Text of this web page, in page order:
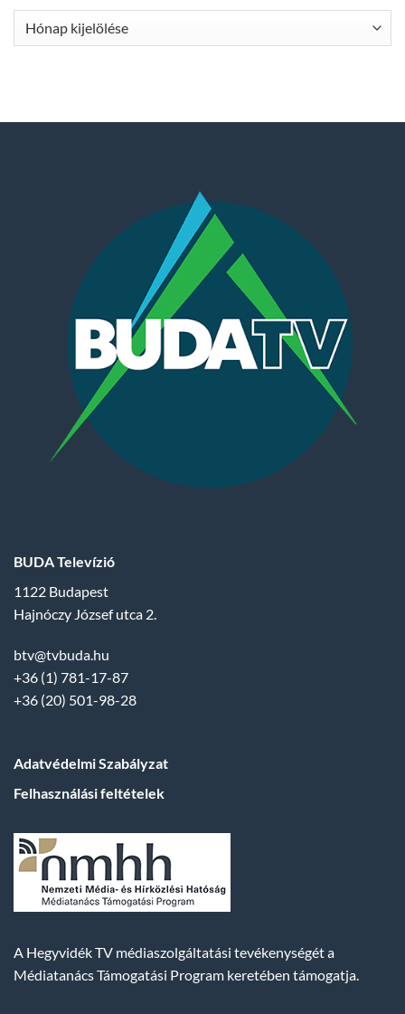
Archívum
BUDA Televízió
1122 Budapest
Hajnóczy József utca 2.
btv@tvbuda.hu
+36 (1) 781-17-87
+36 (20) 501-98-28
Adatvédelmi Szabályzat
Felhasználási feltételek
A Hegyvidék TV médiaszolgáltatási tevékenységét a
Médiatanács Támogatási Program keretében támogatja.